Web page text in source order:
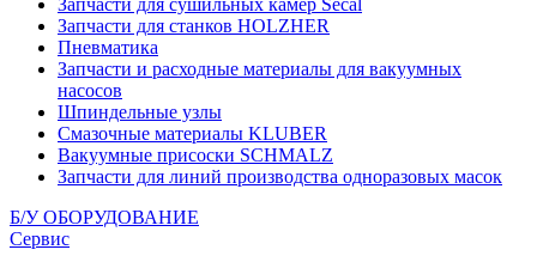
Запчасти для сушильных камер Secal
Запчасти для станков HOLZHER
Пневматика
Запчасти и расходные материалы для вакуумных
насосов
Шпиндельные узлы
Смазочные материалы KLUBER
Вакуумные присоски SCHMALZ
Запчасти для линий производства одноразовых масок
Б/У ОБОРУДОВАНИЕ
Сервис